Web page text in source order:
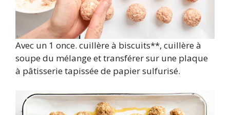
Avec un 1 once. cuillère à biscuits**, cuillère à
soupe du mélange et transférer sur une plaque
à pâtisserie tapissée de papier sulfurisé.